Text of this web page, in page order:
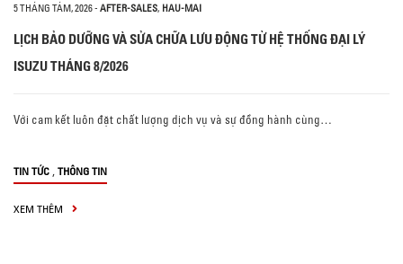
5 THÁNG TÁM, 2026- AFTER-SALES, HAU-MAI
LỊCH BẢO DƯỠNG VÀ SỬA CHỮA LƯU ĐỘNG TỪ HỆ THỐNG ĐẠI LÝ
ISUZU THÁNG 8/2026
Với cam kết luôn đặt chất lượng dịch vụ và sự đồng hành cùng…
TIN TỨC , THÔNG TIN
XEM THÊM